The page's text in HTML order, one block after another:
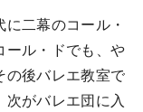
二幕のコール・
ール・ドでも、や
の後バレエ教室で
次がバレエ団に入